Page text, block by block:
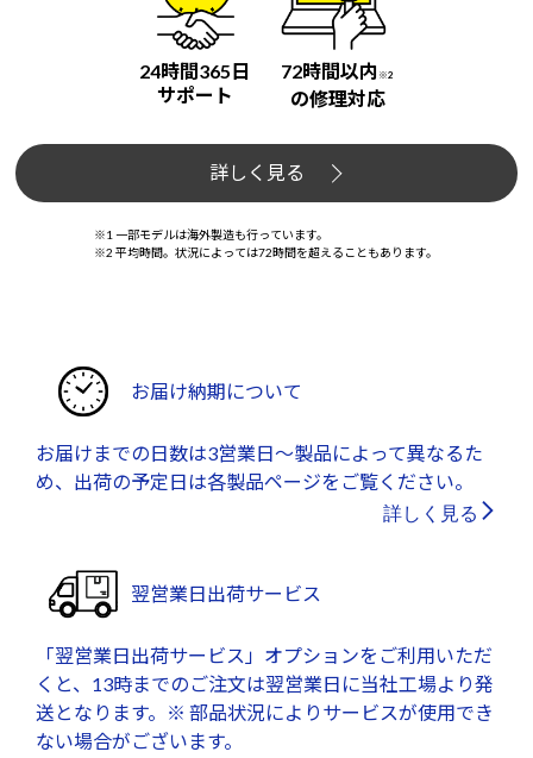
24時間365日
サポート
72時間以内 ※2
の修理対応
詳しく見る
※1 一部モデルは海外製造も行っています。
※2 平均時間。状況によっては72時間を超えることもあります。
お届け納期について
お届けまでの日数は3営業日～製品によって異なるた
め、出荷の予定日は各製品ページをご覧ください。
詳しく見る
翌営業日出荷サービス
「翌営業日出荷サービス」オプションをご利用いただ
くと、13時までのご注文は翌営業日に当社工場より発
送となります。※ 部品状況によりサービスが使用でき
ない場合がございます。